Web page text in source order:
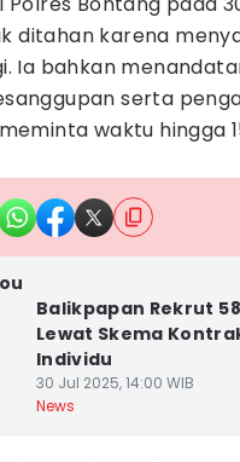
ditahan karena
Ia bahkan
serta
waktu hingga
Balikpapan Rekrut
Lewat Skema
Individu
30 Jul 2025, 14:00 WIB
News